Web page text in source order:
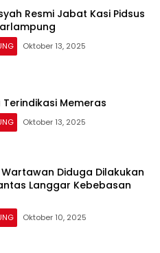
Resmi Jabat Kasi Pidsus
Oktober 13, 2025
Terindikasi Memeras
Oktober 13, 2025
Diduga Dilakukan
Langgar Kebebasan
Oktober 10, 2025